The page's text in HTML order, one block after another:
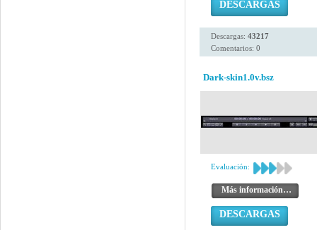
DESCARGAS
Descargas: 43217
Comentarios: 0
Dark-skin1.0v.bsz
Evaluación:
Más información…
DESCARGAS